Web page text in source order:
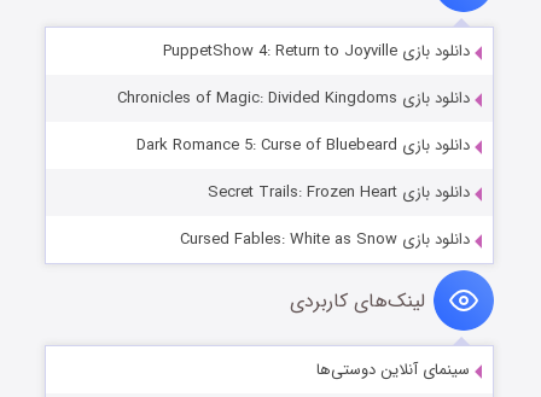
دانلود بازی PuppetShow 4: Return to Joyville
دانلود بازی Chronicles of Magic: Divided Kingdoms
دانلود بازی Dark Romance 5: Curse of Bluebeard
دانلود بازی Secret Trails: Frozen Heart
دانلود بازی Cursed Fables: White as Snow
لینک‌های کاربردی
سینمای آنلاین دوستی‌ها